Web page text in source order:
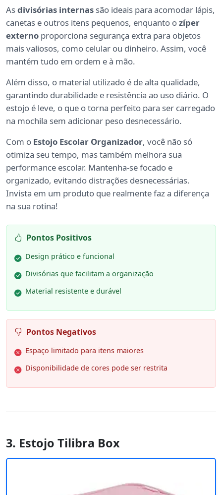
Asdivisórias internas são ideais para acomodar lápis,
canetas e outros itens pequenos, enquanto ozíper
externo proporciona segurança extra para objetos
mais valiosos, como celular ou dinheiro. Assim, você
mantém tudo em ordem e à mão.
Além disso, o material utilizado é de alta qualidade,
garantindo durabilidade e resistência ao uso diário. O
estojo é leve, o que o torna perfeito para ser carregado
na mochila sem adicionar peso desnecessário.
Com o Estojo Escolar Organizador, você não só
otimiza seu tempo, mas também melhora sua
performance escolar. Mantenha-se focado e
organizado, evitando distrações desnecessárias.
Invista em um produto que realmente faz a diferença
na sua rotina!
Pontos Positivos
Design prático e funcional
Divisórias que facilitam a organização
Material resistente e durável
Pontos Negativos
Espaço limitado para itens maiores
Disponibilidade de cores pode ser restrita
3. Estojo Tilibra Box